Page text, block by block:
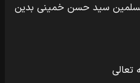
سید حسن خمینی بدین
تعالی